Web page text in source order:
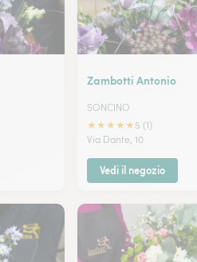
Zambotti Antonio
SONCINO
★★★★★ 5 (1)
Via Dante, 10
Vedi il negozio